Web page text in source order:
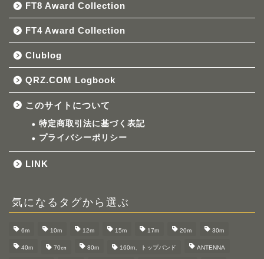
FT8 Award Collection
FT4 Award Collection
Clublog
QRZ.COM Logbook
このサイトについて
特定商取引法に基づく表記
プライバシーポリシー
LINK
気になるタグから選ぶ
6m 10m 12m 15m 17m 20m 30m
40m 70㎝ 80m 160m、トップバンド ANTENNA